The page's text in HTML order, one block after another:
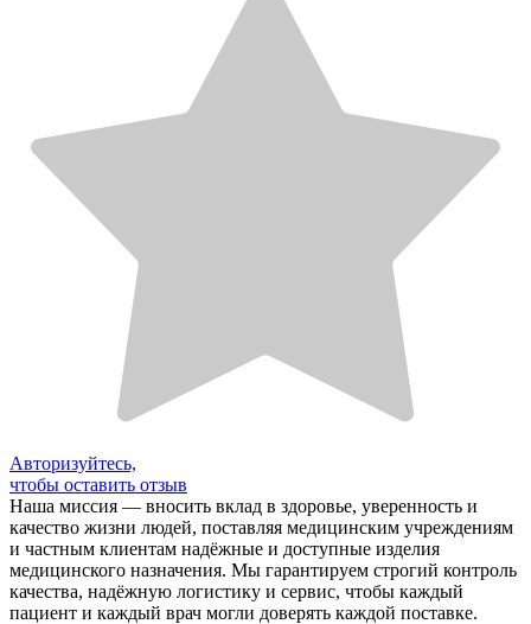
Авторизуйтесь,
чтобы оставить отзыв
Наша миссия — вносить вклад в здоровье, уверенность и
качество жизни людей, поставляя медицинским учреждениям
и частным клиентам надёжные и доступные изделия
медицинского назначения. Мы гарантируем строгий контроль
качества, надёжную логистику и сервис, чтобы каждый
пациент и каждый врач могли доверять каждой поставке.